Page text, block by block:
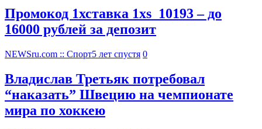
Промокод 1хставка 1xs_10193 – до
16000 рублей за депозит
NEWSru.com :: Спорт5 лет спустя 0
Владислав Третьяк потребовал
“наказать” Швецию на чемпионате
мира по хоккею